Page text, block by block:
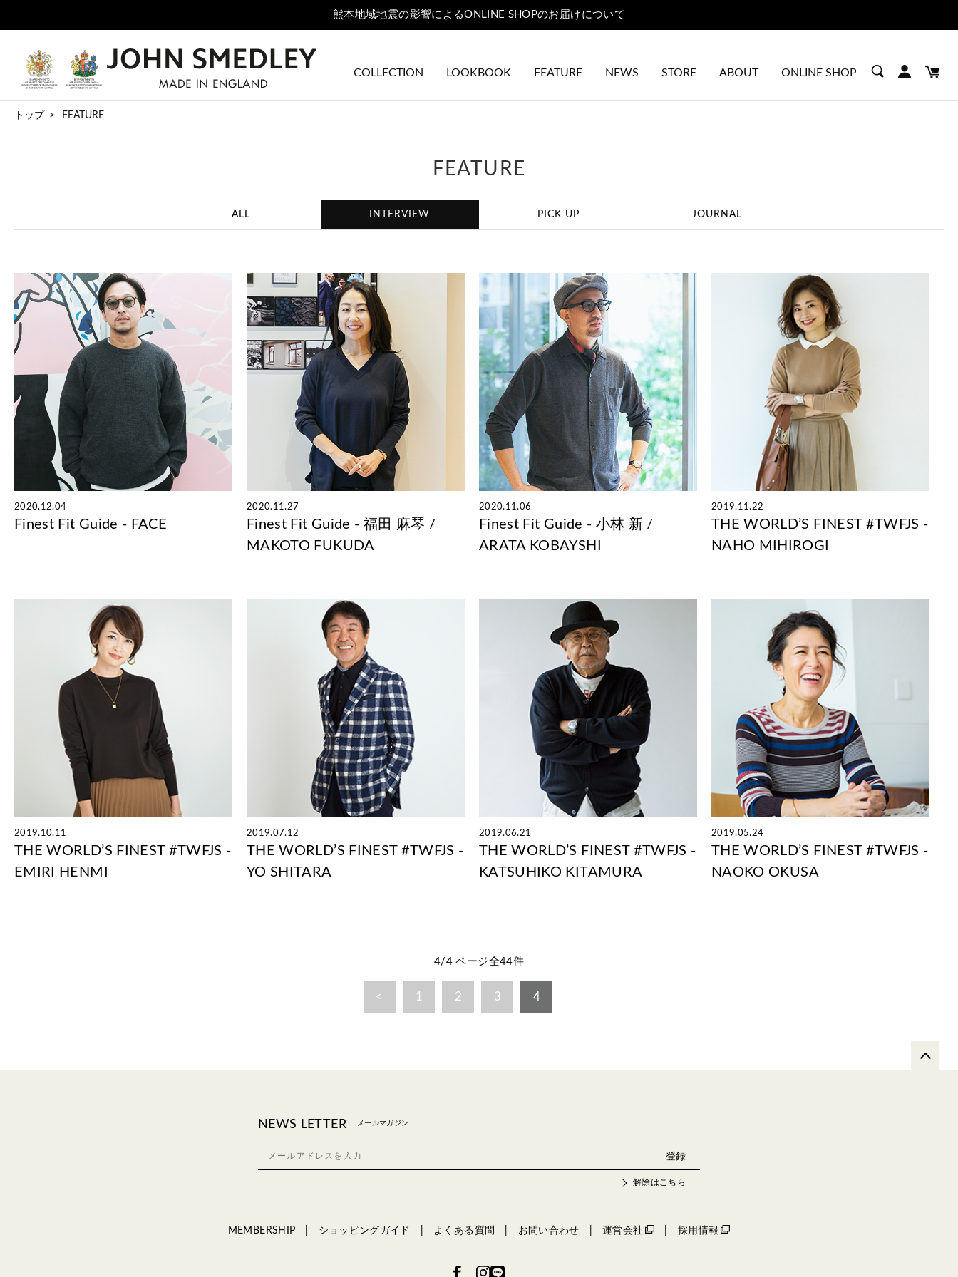
熊本地域地震の影響によるONLINE SHOPのお届けについて
COLLECTION LOOKBOOK FEATURE NEWS STORE ABOUT ONLINE SHOP
トップ FEATURE
FEATURE
ALL INTERVIEW PICK UP JOURNAL
2020.12.04
Finest Fit Guide - FACE
2020.11.27
Finest Fit Guide - 福田 麻琴 /
MAKOTO FUKUDA
2020.11.06
Finest Fit Guide - 小林 新 /
ARATA KOBAYSHI
2019.11.22
THE WORLD’S FINEST #TWFJS -
NAHO MIHIROGI
2019.10.11
THE WORLD’S FINEST #TWFJS -
EMIRI HENMI
2019.07.12
THE WORLD’S FINEST #TWFJS -
YO SHITARA
2019.06.21
THE WORLD’S FINEST #TWFJS -
KATSUHIKO KITAMURA
2019.05.24
THE WORLD’S FINEST #TWFJS -
NAOKO OKUSA
4/4 ページ全44件
1 2 3 4
NEWS LETTER メールマガジン
解除はこちら
MEMBERSHIP ショッピングガイド よくある質問 お問い合わせ 運営会社 採用情報